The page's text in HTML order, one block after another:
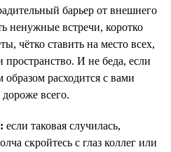
барьер от внешнего
ненужные встречи, коротко
чётко ставить на место всех,
И не беда, если
расходится с вами
всего.
если таковая случилась,
скройтесь с глаз коллег или